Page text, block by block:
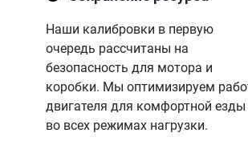
Наши калибровки в первую
очередь рассчитаны на
безопасность для мотора и
коробки. Мы оптимизируем
двигателя для комфортной езды
во всех режимах нагрузки.